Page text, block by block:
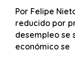
Por Felipe
reducido por
desempleo se
económico se